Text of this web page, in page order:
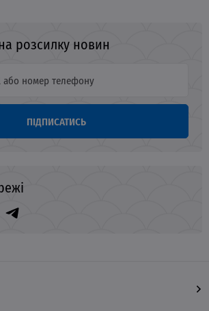
розсилку новин
ПІДПИСАТИСЬ